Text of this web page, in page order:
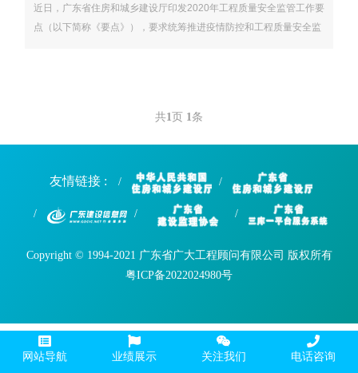
近日，广东省住房和城乡建设厅印发2020年工程质量安全监管工作要
点（以下简称《要点》），要求统筹推进疫情防控和工程质量安全监
共1 页 1条
友情链接 :
Copyright © 1994-2021 广东省广大工程顾问有限公司 版权所有
粤ICP备2022024980号
网站导航 业绩展示 关注我们 电话咨询